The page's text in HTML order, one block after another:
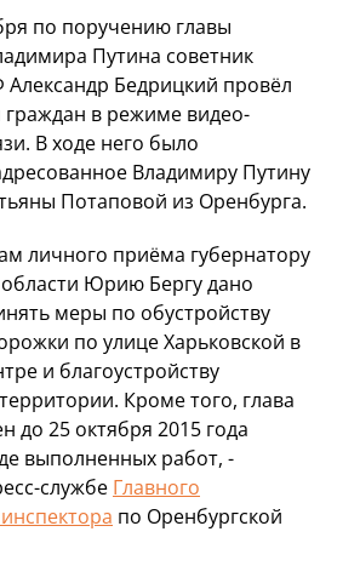
по поручению главы
Путина советник
Александр Бедрицкий провёл
в режиме видео-
В ходе него было
Владимиру Путину
Потаповой из Оренбурга.
личного приёма губернатору
Юрию Бергу дано
меры по обустройству
по улице Харьковской в
и благоустройству
Кроме того, глава
до 25 октября 2015 года
выполненных работ, -
службе Главного
по Оренбургской